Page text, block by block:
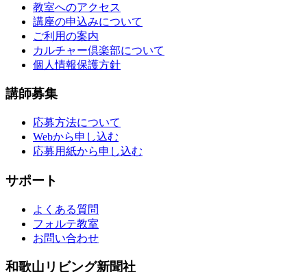
教室へのアクセス
講座の申込みについて
ご利用の案内
カルチャー倶楽部について
個人情報保護方針
講師募集
応募方法について
Webから申し込む
応募用紙から申し込む
サポート
よくある質問
フォルテ教室
お問い合わせ
和歌山リビング新聞社